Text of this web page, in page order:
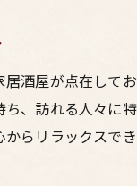
酒屋が点在して
、訪れる人々に
らリラックスで